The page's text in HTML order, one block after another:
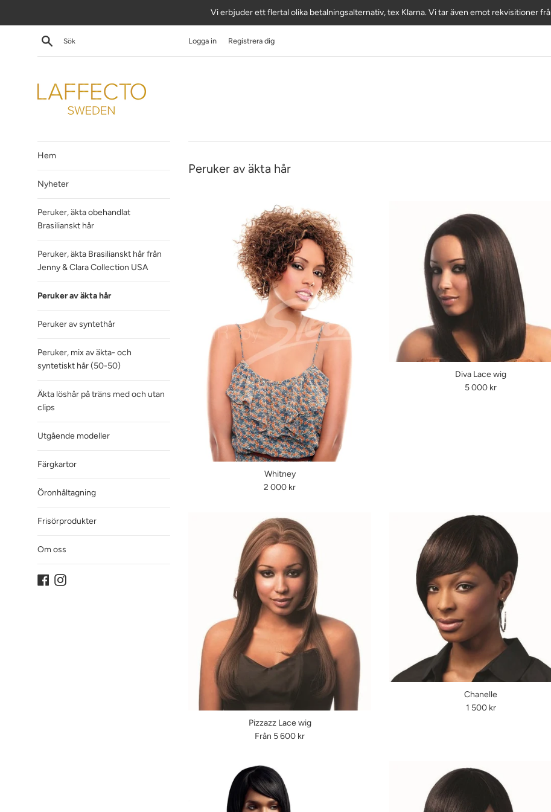
Vi erbjuder ett flertal olika betalningsalternativ, tex Klarna. Vi tar även emot rekvisitioner
Sök Logga in Registrera dig
Hem
Nyheter
Peruker, äkta obehandlat
Brasilianskt hår
Peruker, äkta Brasilianskt hår från
Jenny & Clara Collection USA
Peruker av äkta hår
Peruker av syntethår
Peruker, mix av äkta- och
syntetiskt hår (50-50)
Äkta löshår på träns med och utan
clips
Utgående modeller
Färgkartor
Öronhåltagning
Frisörprodukter
Om oss
Facebook
Instagram
Peruker av äkta hår
Whitney
Ordinarie
2 000 kr
Diva Lace wig
Ordinarie
5 000 kr
Pizzazz Lace wig
Från 5 600 kr
Chanelle
Ordinarie
1 500 kr